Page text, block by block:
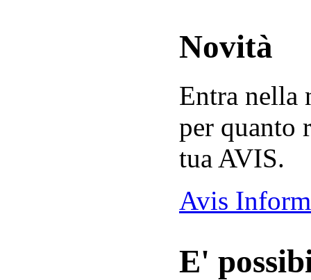
Novità
Entra nella
per quanto
tua AVIS.
Avis
E'